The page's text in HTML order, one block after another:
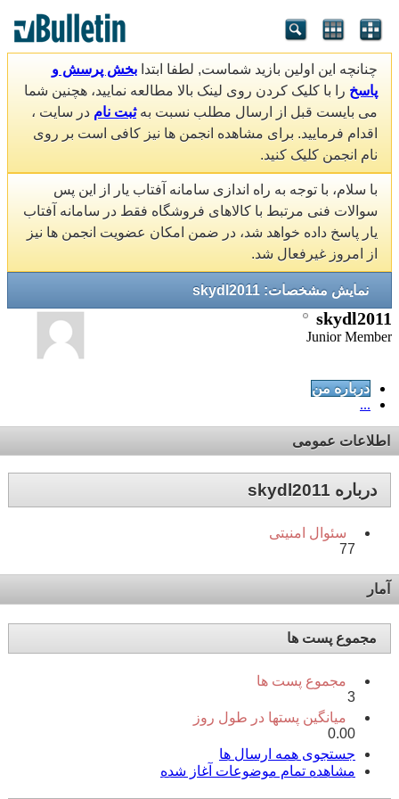
چنانچه این اولین بازید شماست, لطفا ابتدا بخش پرسش و
پاسخ را با کلیک کردن روی لینک بالا مطالعه نمایید، هچنین شما
می بایست قبل از ارسال مطلب نسبت بهثبت نام در سایت ،
اقدام فرمایید. برای مشاهده انجمن ها نیز کافی است بر روی
نام انجمن کلیک کنید.
با سلام، با توجه به راه اندازی سامانه آفتاب یار از این پس
سوالات فنی مرتبط با کالاهای فروشگاه فقط در سامانه آفتاب
یار پاسخ داده خواهد شد، در ضمن امکان عضویت انجمن ها نیز
از امروز غیرفعال شد.
نمایش مشخصات: skydl2011
skydl2011
Junior Member
درباره من
...
اطلاعات عمومی
درباره skydl2011
سئوال امنیتی
77
آمار
مجموع پست ها
مجموع پست ها
3
میانگین پستها در طول روز
0.00
جستجوی همه ارسال ها
مشاهده تمام موضوعات آغاز شده